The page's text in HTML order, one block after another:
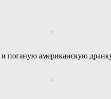
американскую